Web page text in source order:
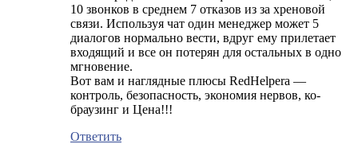
10 звонков в среднем 7 отказов из за хреновой
связи. Используя чат один менеджер может 5
диалогов нормально вести, вдруг ему прилетает
входящий и все он потерян для остальных в одно
мгновение.
Вот вам и наглядные плюсы RedHelpera —
контроль, безопасность, экономия нервов, ко-
браузинг и Цена!!!
Ответить